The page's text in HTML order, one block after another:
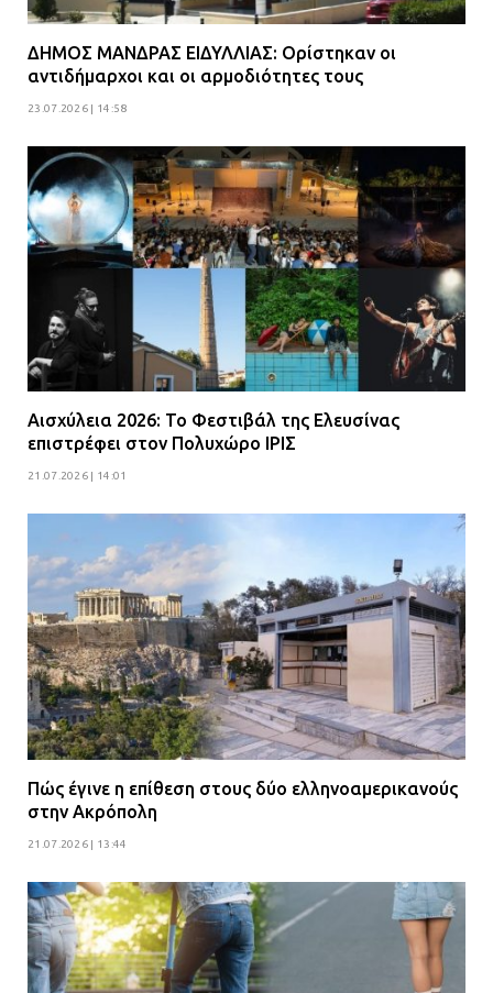
07.07.2026 | 09:56
Βούλα: Κραυγή αγωνίας από
γειτονιά»
07.07.2026 | 09:48
ΔΗΜΟΣ ΜΑΝΔΡΑΣ ΕΙΔΥΛΛΙΑΣ: Ορίστηκαν οι
αντιδήμαρχοι και οι αρμοδιότητες τους
23.07.2026 | 14:58
Αισχύλεια 2026: Το Φεστιβάλ της Ελευσίνας
επιστρέφει στον Πολυχώρο ΙΡΙΣ
21.07.2026 | 14:01
Πώς έγινε η επίθεση στους δύο ελληνοαμερικανούς
στην Ακρόπολη
21.07.2026 | 13:44